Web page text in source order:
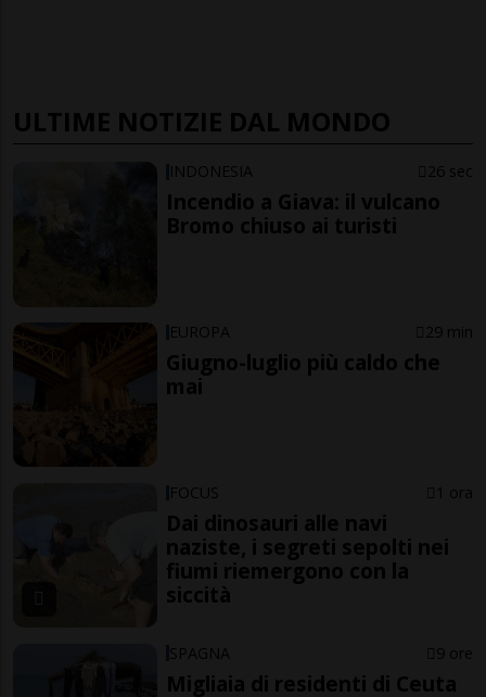
ULTIME NOTIZIE DAL MONDO
INDONESIA 26 sec
Incendio a Giava: il vulcano
Bromo chiuso ai turisti
EUROPA 29 min
Giugno-luglio più caldo che
mai
FOCUS 1 ora
Dai dinosauri alle navi
naziste, i segreti sepolti nei
fiumi riemergono con la
siccità
SPAGNA 9 ore
Migliaia di residenti di Ceuta